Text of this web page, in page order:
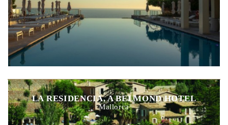
LA RESIDENCIA, A BELMOND HOTEL
Mallorca